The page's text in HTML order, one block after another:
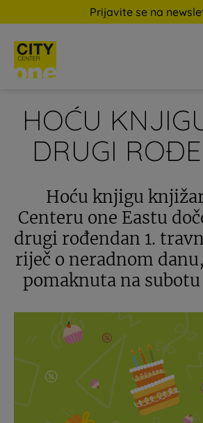
Prijavite se na
HOĆU
DRUGI
Hoću knjigu
Centeru one Eastu
drugi rođendan 1.
riječ o neradnom
pomaknuta na subotu